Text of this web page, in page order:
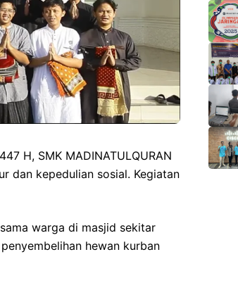
H, SMK MADINATULQURAN
dan kepedulian sosial. Kegiatan
warga di masjid sekitar
hewan kurban